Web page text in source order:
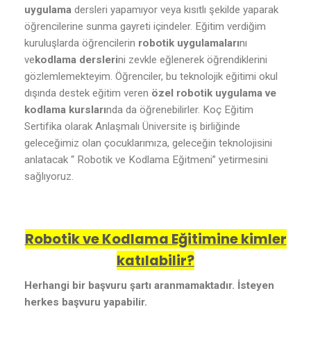
uygulama dersleri yapamıyor veya kısıtlı şekilde yaparak
öğrencilerine sunma gayreti içindeler. Eğitim verdiğim
kuruluşlarda öğrencilerin robotik uygulamalarını
vekodlama derslerini zevkle eğlenerek öğrendiklerini
gözlemlemekteyim. Öğrenciler, bu teknolojik eğitimi okul
dışında destek eğitim veren özel robotik uygulama ve
kodlama kurslarında da öğrenebilirler. Koç Eğitim
Sertifika olarak Anlaşmalı Üniversite iş birliğinde
geleceğimiz olan çocuklarımıza, geleceğin teknolojisini
anlatacak “ Robotik ve Kodlama Eğitmeni” yetirmesini
sağlıyoruz.
Robotik ve Kodlama Eğitimine kimler
katılabilir?
Herhangi bir başvuru şartı aranmamaktadır. İsteyen
herkes başvuru yapabilir.